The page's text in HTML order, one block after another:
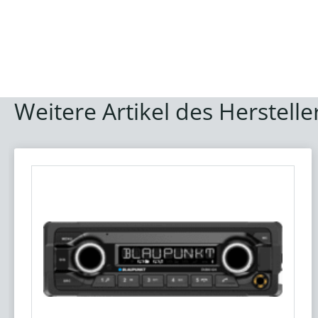
Weitere Artikel des